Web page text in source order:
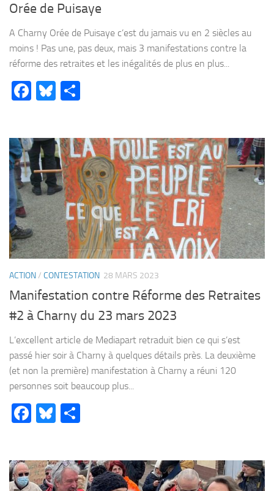
Orée de Puisaye
A Charny Orée de Puisaye c’est du jamais vu en 2 siècles au
moins ! Pas une, pas deux, mais 3 manifestations contre la
réforme des retraites et les inégalités de plus en plus...
Facebook
Bluesky
ACTION/ CONTESTATION 28 MARS 2023
Manifestation contre Réforme des Retraites
#2 à Charny du 23 mars 2023
L’excellent article de Mediapart retraduit bien ce qui s’est
passé hier soir à Charny à quelques détails près. La deuxième
(et non la première) manifestation à Charny a réuni 120
personnes soit beaucoup plus...
Facebook
Bluesky